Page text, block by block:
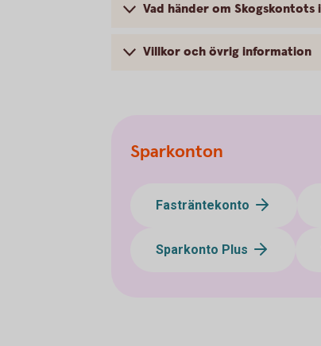
Vad händer om Skogskontots
Villkor och övrig information
Sparkonton
Fasträntekonto
Sparkonto Plus